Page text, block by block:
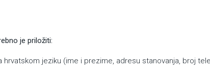
je priložiti:
jeziku (ime i prezime, adresu stanovanja, broj